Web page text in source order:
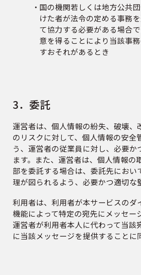
国の機関若しくは地方公共
けた者が法令の定める事務
て協力する必要がある場合
意を得ることにより当該事
すおそれがあるとき
3．委託
運営者は、個人情報の紛失、破壊、
のリスクに対して、個人情報の安全
う、運営者の従業員に対し、必要か
ます。また、運営者は、個人情報の
部を委託する場合は、委託先におい
理が図られるよう、必要かつ適切な
利用者は、利用者が本サービスのダ
機能によって特定の宛先にメッセー
運営者が利用者本人に代わって当該
に当該メッセージを提供することに